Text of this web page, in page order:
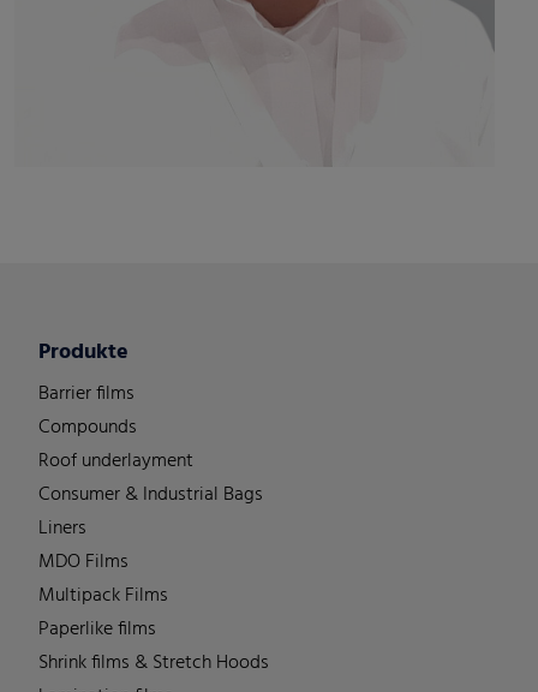
Produkte
Barrier films
Compounds
Roof underlayment
Consumer & Industrial Bags
Liners
MDO Films
Multipack Films
Paperlike films
Shrink films & Stretch Hoods